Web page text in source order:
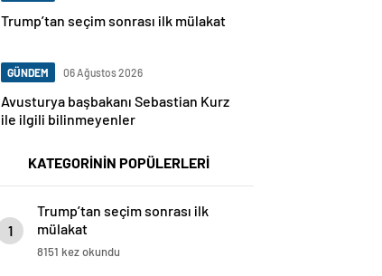
Trump’tan seçim sonrası ilk mülakat
GÜNDEM 06 Ağustos 2026
Avusturya başbakanı Sebastian Kurz
ile ilgili bilinmeyenler
KATEGORİNİN POPÜLERLERİ
1
Trump’tan seçim sonrası ilk
mülakat
8151 kez okundu